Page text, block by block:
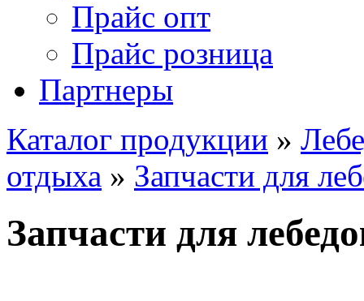
Прайс опт
Прайс розница
Партнеры
Каталог продукции »
отдыха » Запчасти для
Запчасти для